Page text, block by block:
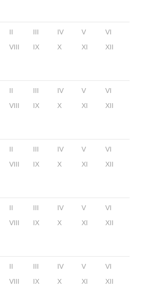
II III IV V
VI
VIII IX X XI XII
II III IV V
VI
VIII IX X XI XII
II III IV V
VI
VIII IX X XI XII
II III IV V
VI
VIII IX X XI XII
II III IV V
VI
VIII IX X XI XII